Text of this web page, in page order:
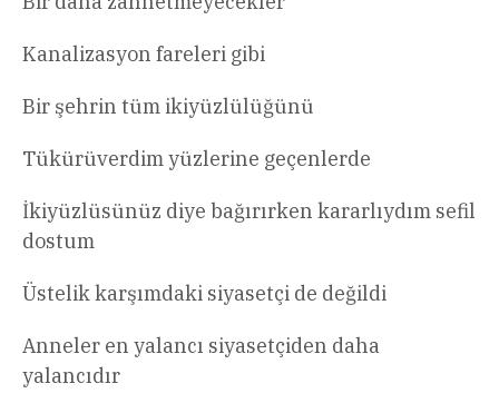
Kanalizasyon fareleri gibi
Bir şehrin tüm ikiyüzlülüğünü
Tükürüverdim yüzlerine geçenlerde
İkiyüzlüsünüz diye bağırırken kararlıydım sefil
dostum
Üstelik karşımdaki siyasetçi de değildi
Anneler en yalancı siyasetçiden daha
yalancıdır